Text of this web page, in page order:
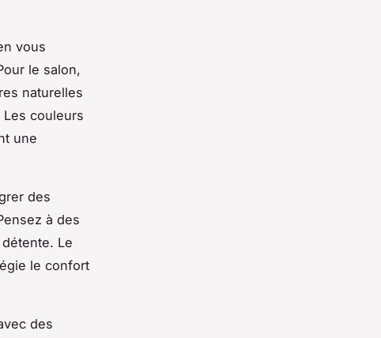
vous
le salon,
naturelles
couleurs
une
des
à des
Le
le confort
des